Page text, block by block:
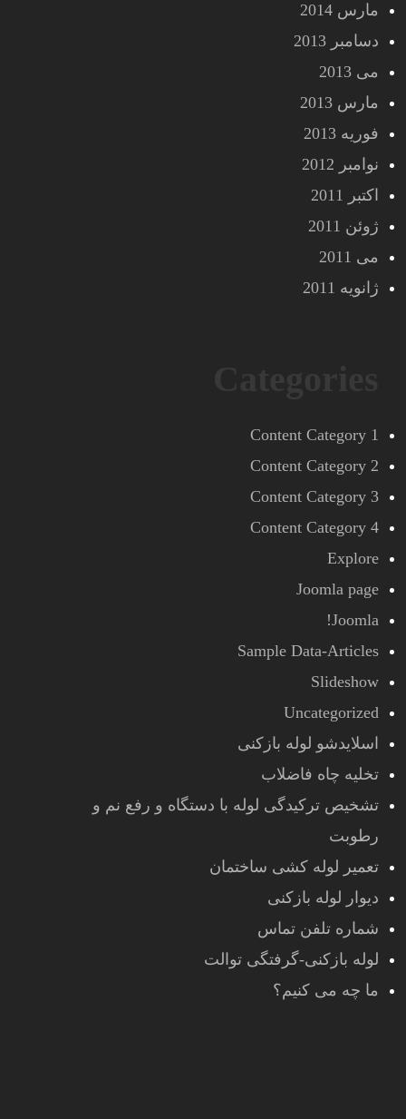
مارس 2014
دسامبر 2013
می 2013
مارس 2013
فوریه 2013
نوامبر 2012
اکتبر 2011
ژوئن 2011
می 2011
ژانویه 2011
Content Category 1
Content Category 2
Content Category 3
Content Category 4
Explore
Joomla page
Joomla!
Sample Data-Articles
Slideshow
Uncategorized
اسلایدشو لوله بازکنی
تخلیه چاه فاضلاب
تشخیص ترکیدگی لوله با دستگاه و رفع نم و
رطوبت
تعمیر لوله کشی ساختمان
دیوار لوله بازکنی
شماره تلفن تماس
لوله بازکنی-گرفتگی توالت
ما چه می کنیم؟